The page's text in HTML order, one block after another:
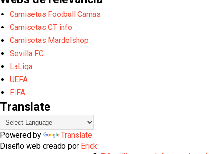
Camisetas Football Camas
Camisetas CT info
Camisetas Mardelshop
Sevilla FC
LaLiga
UEFA
FIFA
Translate
Powered by
Translate
Diseño web creado por Erick